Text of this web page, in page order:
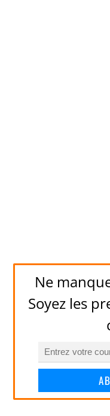
Ne
Soyez les